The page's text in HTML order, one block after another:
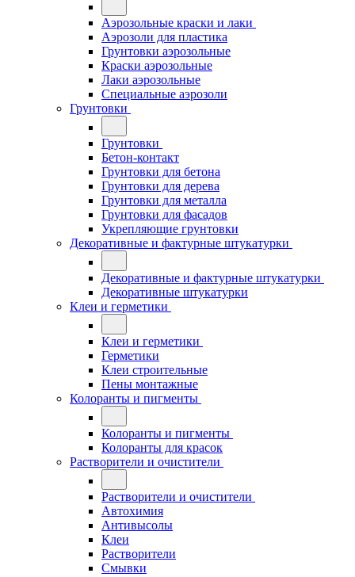
Аэрозольные краски и лаки
Аэрозоли для пластика
Грунтовки аэрозольные
Краски аэрозольные
Лаки аэрозольные
Специальные аэрозоли
Грунтовки
Грунтовки
Бетон-контакт
Грунтовки для бетона
Грунтовки для дерева
Грунтовки для металла
Грунтовки для фасадов
Укрепляющие грунтовки
Декоративные и фактурные штукатурки
Декоративные и фактурные штукатурки
Декоративные штукатурки
Клеи и герметики
Клеи и герметики
Герметики
Клеи строительные
Пены монтажные
Колоранты и пигменты
Колоранты и пигменты
Колоранты для красок
Растворители и очистители
Растворители и очистители
Автохимия
Антивысолы
Клеи
Растворители
Смывки